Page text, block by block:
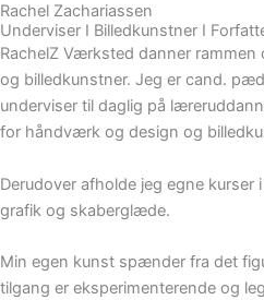
Rachel Zachariassen
Underviser I Billedkunstner I
RachelZ Værksted danner
og billedkunstner. Jeg er cand.
underviser til daglig på
for håndværk og design og
Derudover afholde jeg egne kurser
grafik og skaberglæde.
Min egen kunst spænder fra det
tilgang er eksperimenterende og